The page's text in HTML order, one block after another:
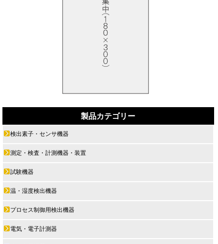
製品カテゴリー
検出素子・センサ機器
測定・検査・計測機器・装置
試験機器
温・湿度検出機器
プロセス制御用検出機器
電気・電子計測器